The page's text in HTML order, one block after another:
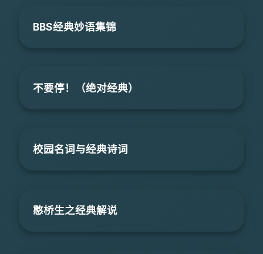
BBS经典妙语集锦
不要停！（绝对经典）
校园名词与经典诗词
憨桥生之经典解说